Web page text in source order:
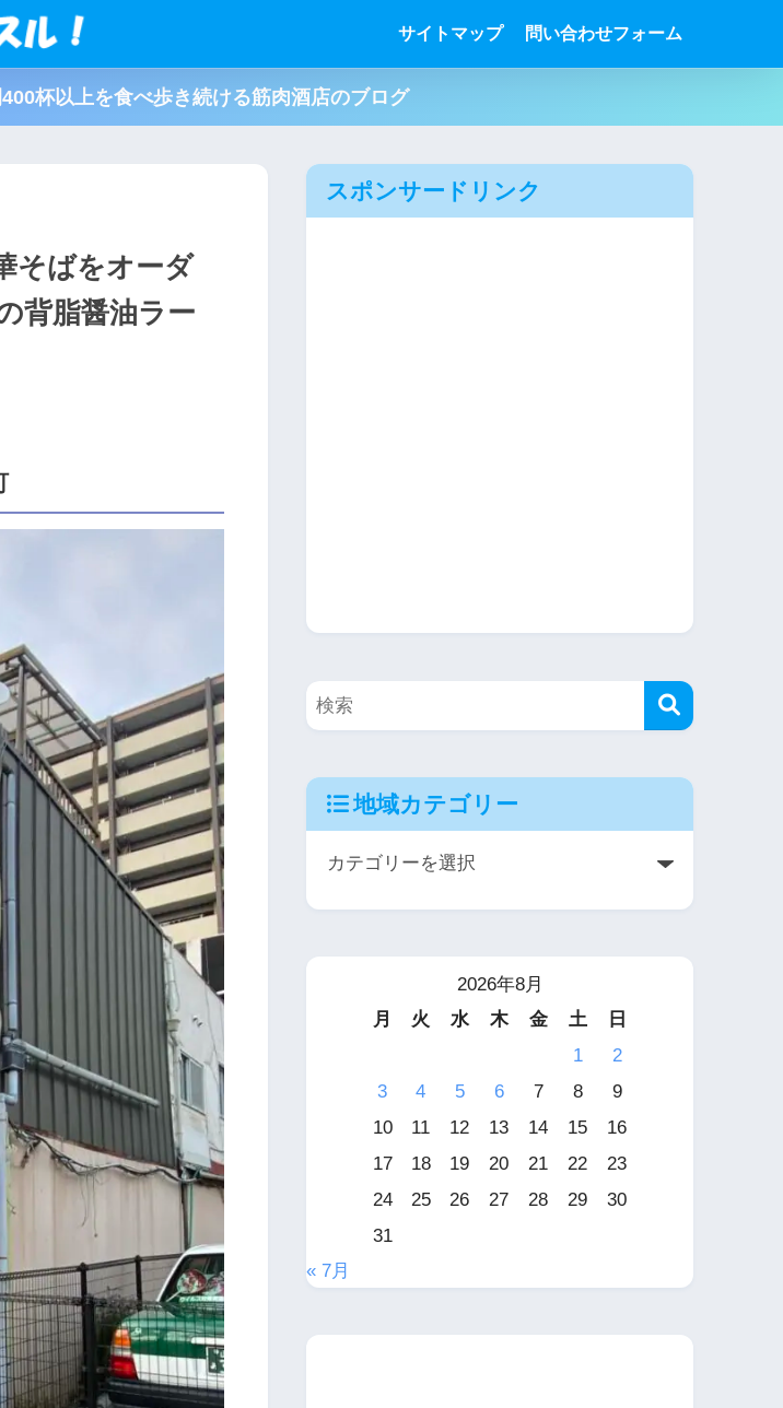
サイトマップ 問い合わせフォーム
杯以上を食べ歩き続ける筋肉酒店のブログ
そばをオーダ
背脂醤油ラー
スポンサードリンク
地域カテゴリー
2026年8月
月
火 水 木 金 土
日
1
2
3
4 5 6 7 8
9
10
11 12 13 14 15
16
17
18 19 20 21 22
23
24
25 26 27 28 29
30
31
« 7月